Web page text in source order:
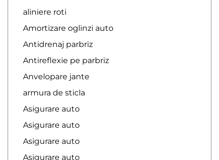
aliniere roti
Amortizare oglinzi auto
Antidrenaj parbriz
Antireflexie pe parbriz
Anvelopare jante
armura de sticla
Asigurare auto
Asigurare auto
Asigurare auto
Asigurare auto